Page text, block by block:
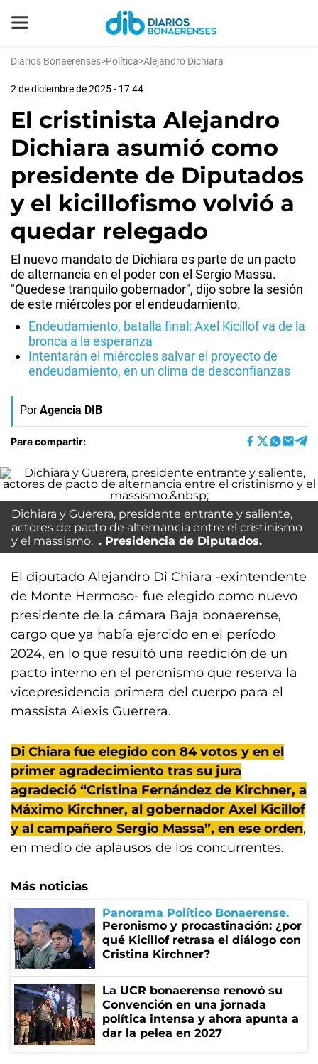
Diarios Bonaerenses>Política>Alejandro Dichiara
2 de diciembre de 2025 - 17:44
El cristinista Alejandro
Dichiara asumió como
presidente de Diputados
y el kicillofismo volvió a
quedar relegado
El nuevo mandato de Dichiara es parte de un pacto
de alternancia en el poder con el Sergio Massa.
"Quedese tranquilo gobernador", dijo sobre la sesión
de este miércoles por el endeudamiento.
Endeudamiento, batalla final: Axel Kicillof va de la
bronca a la esperanza
Intentarán el miércoles salvar el proyecto de
endeudamiento, en un clima de desconfianzas
Por Agencia DIB
Para compartir:
Dichiara y Guerera, presidente entrante y saliente,
actores de pacto de alternancia entre el cristinismo
y el massismo.
Presidencia de Diputados.
El diputado Alejandro Di Chiara -exintendente
de Monte Hermoso- fue elegido como nuevo
presidente de la cámara Baja bonaerense,
cargo que ya había ejercido en el período
2024, en lo que resultó una reedición de un
pacto interno en el peronismo que reserva la
vicepresidencia primera del cuerpo para el
massista Alexis Guerrera.
Di Chiara fue elegido con 84 votos y en el
primer agradecimiento tras su jura
agradeció “Cristina Fernández de Kirchner, a
Máximo Kirchner, al gobernador Axel Kicillof
y al campañero Sergio Massa”, en ese orden,
en medio de aplausos de los concurrentes.
Más noticias
Panorama Político Bonaerense
Peronismo y procastinación: ¿por
qué Kicillof retrasa el diálogo con
Cristina Kirchner?
La UCR bonaerense renovó su
Convención en una jornada
política intensa y ahora apunta a
dar la pelea en 2027